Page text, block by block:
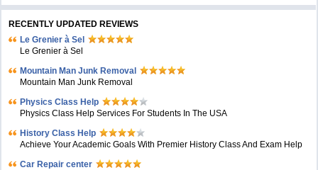
RECENTLY UPDATED REVIEWS
Le Grenier à Sel
Le Grenier à Sel
Mountain Man Junk Removal
Mountain Man Junk Removal
Physics Class Help
Physics Class Help Services For Students In The USA
History Class Help
Achieve Your Academic Goals With Premier History Class And Exam Help
Car Repair center